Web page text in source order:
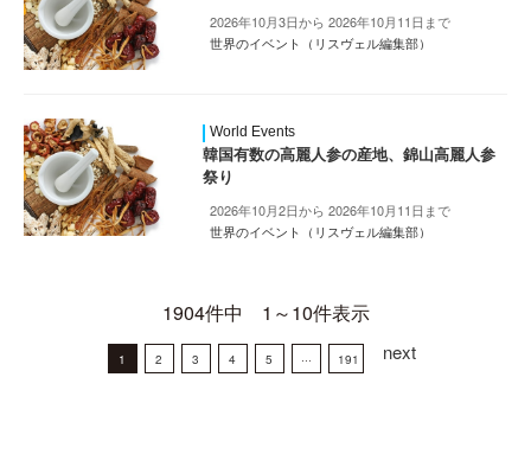
2026年10月3日から 2026年10月11日まで
世界のイベント（リスヴェル編集部）
World Events
韓国有数の高麗人参の産地、錦山高麗人参
祭り
2026年10月2日から 2026年10月11日まで
世界のイベント（リスヴェル編集部）
1904件中 1～10件表示
1 2 3 4 5 ··· 191 next